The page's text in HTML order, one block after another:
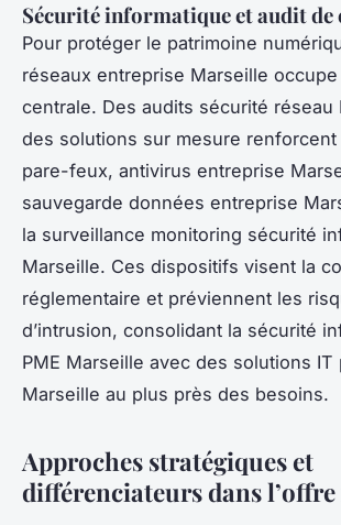
Sécurité informatique et audit
Pour protéger le patrimoine
réseaux entreprise Marseille
centrale. Des audits sécurité réseau
des solutions sur mesure
pare-feux, antivirus entreprise
sauvegarde données entreprise
la surveillance monitoring sécurité
Marseille. Ces dispositifs visent la
réglementaire et préviennent les
d’intrusion, consolidant la sécurité
PME Marseille avec des solutions
Marseille au plus près des besoins.
Approches stratégiques et
différenciateurs dans